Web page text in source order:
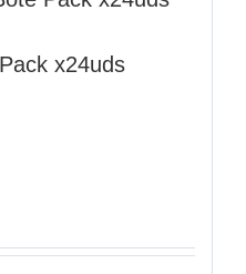
x24uds